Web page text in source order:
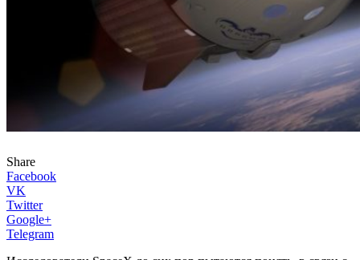
Share
Facebook
VK
Twitter
Google+
Telegram